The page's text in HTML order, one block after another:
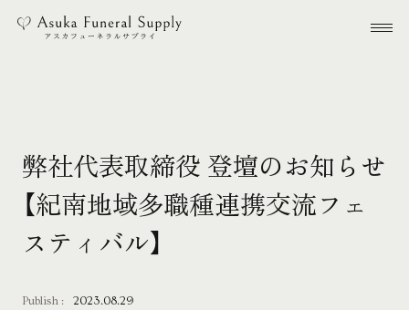
メ
弊社代表取締役 登壇のお知らせ
【紀南地域多職種連携交流フェ
スティバル】
Publish : 2023.08.29